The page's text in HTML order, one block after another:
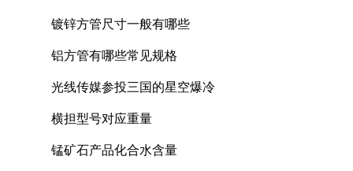
镀锌方管尺寸一般有哪些
铝方管有哪些常见规格
光线传媒参投三国的星空爆冷
横担型号对应重量
锰矿石产品化合水含量